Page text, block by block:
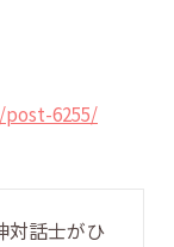
6255/
対話士がひ